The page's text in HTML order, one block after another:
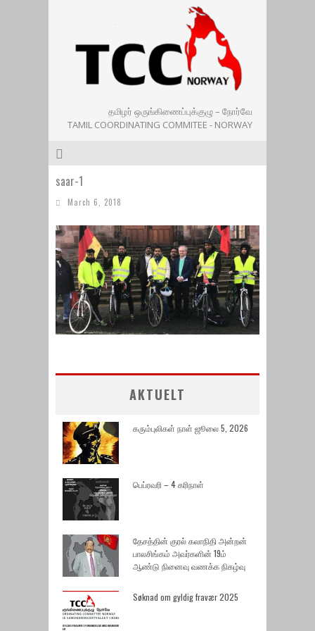
தமிழர் ஒருங்கிணைப்புக்குழு – நோர்வே
TAMIL COORDINATING COMMITEE - NORWAY
saar-1
March 6, 2018
AKTUELT
கரும்புலிகள் நாள் ஜூலை 5, 2026
பெப்ரவரி – 4 கரிநாள்
தேசத்தின் குரல் கலாநிதி அன்றன்
பாலசிங்கம் அவர்களின் 19ம்
ஆண்டு நினைவு வணக்க நிகழ்வு
Søknad om gyldig fravær 2025